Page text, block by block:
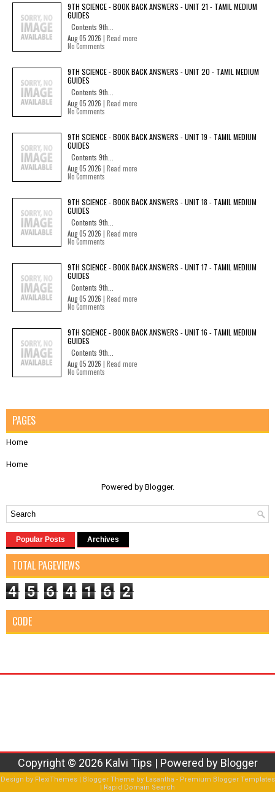
9TH SCIENCE - BOOK BACK ANSWERS - UNIT 21 - TAMIL MEDIUM
GUIDES
Contents 9th...
Aug 05 2026 | Read more
No Comments
9TH SCIENCE - BOOK BACK ANSWERS - UNIT 20 - TAMIL MEDIUM
GUIDES
Contents 9th...
Aug 05 2026 | Read more
No Comments
9TH SCIENCE - BOOK BACK ANSWERS - UNIT 19 - TAMIL MEDIUM
GUIDES
Contents 9th...
Aug 05 2026 | Read more
No Comments
9TH SCIENCE - BOOK BACK ANSWERS - UNIT 18 - TAMIL MEDIUM
GUIDES
Contents 9th...
Aug 05 2026 | Read more
No Comments
9TH SCIENCE - BOOK BACK ANSWERS - UNIT 17 - TAMIL MEDIUM
GUIDES
Contents 9th...
Aug 05 2026 | Read more
No Comments
9TH SCIENCE - BOOK BACK ANSWERS - UNIT 16 - TAMIL MEDIUM
GUIDES
Contents 9th...
Aug 05 2026 | Read more
No Comments
PAGES
Home
Home
Powered by Blogger.
Popular Posts Archives
TOTAL PAGEVIEWS
4 5 6 4 1 6 2
CODE
Copyright © 2026 Kalvi Tips | Powered by Blogger
Design by FlexiThemes| Blogger Theme by Lasantha - Premium Blogger Templates
| Rapid Domain Search